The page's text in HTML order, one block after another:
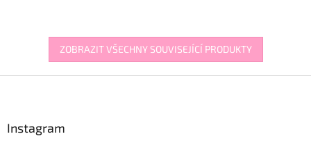
ZOBRAZIT VŠECHNY SOUVISEJÍCÍ PRODUKTY
Instagram